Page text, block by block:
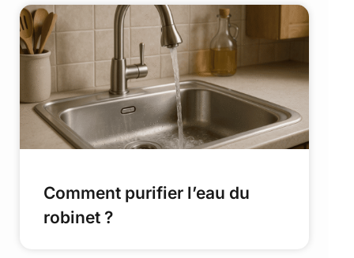
Comment purifier l’eau du
robinet ?